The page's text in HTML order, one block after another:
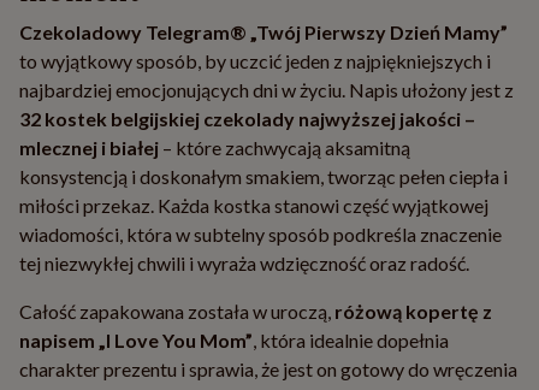
Czekoladowy Telegram® „Twój Pierwszy Dzień Mamy”
to wyjątkowy sposób, by uczcić jeden z najpiękniejszych i
najbardziej emocjonujących dni w życiu. Napis ułożony jest z
32 kostek belgijskiej czekolady najwyższej jakości –
mlecznej i białej – które zachwycają aksamitną
konsystencją i doskonałym smakiem, tworząc pełen ciepła i
miłości przekaz. Każda kostka stanowi część wyjątkowej
wiadomości, która w subtelny sposób podkreśla znaczenie
tej niezwykłej chwili i wyraża wdzięczność oraz radość.
Całość zapakowana została w uroczą, różową kopertę z
napisem „I Love You Mom”, która idealnie dopełnia
charakter prezentu i sprawia, że jest on gotowy do wręczenia